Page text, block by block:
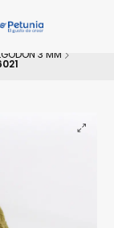
3 MM